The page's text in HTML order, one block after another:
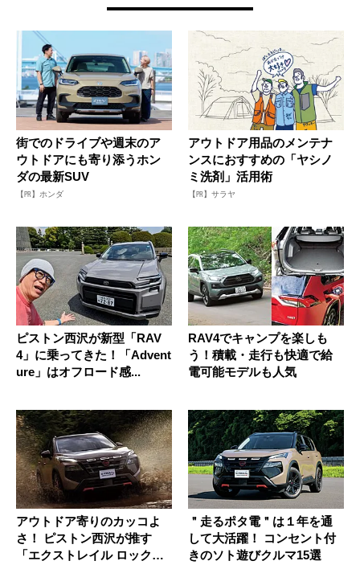
街でのドライブや週末のア
ウトドアにも寄り添うホン
ダの最新SUV
【PR】ホンダ
アウトドア用品のメンテナ
ンスにおすすめの「ヤシノ
ミ洗剤」活用術
【PR】サラヤ
ピストン西沢が新型「RAV
4」に乗ってきた！「Advent
ure」はオフロード感...
RAV4でキャンプを楽しも
う！積載・走行も快適で給
電可能モデルも人気
アウトドア寄りのカッコよ
さ！ ピストン西沢が推す
「エクストレイル ロックク
＂走るポタ電＂は１年を通
して大活躍！ コンセント付
きのソト遊びクルマ15選